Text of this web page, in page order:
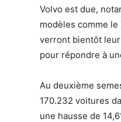
Volvo est due,
modèles comme
verront bientôt
pour répondre à
Au deuxième
170.232 voitures
une hausse de